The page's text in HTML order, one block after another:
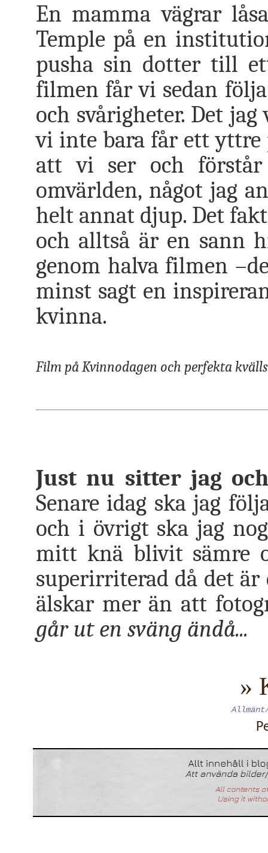
En mamma vägrar
Temple på en
pusha sin dotter till
filmen får vi sedan
och svårigheter. Det
vi inte bara får ett yttre
att vi ser och
omvärlden, något jag
helt annat djup. Det
och alltså är en sann
genom halva filmen
minst sagt en
kvinna.
Film på Kvinnodagen och perfekta
Just nu sitter jag
Senare idag ska jag
och i övrigt ska jag
mitt knä blivit sämre
superirriterad då det
älskar mer än att
går ut en sväng ändå...
»